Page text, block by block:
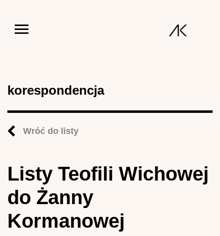
korespondencja
Wróć do listy
Listy Teofili Wichowej
do Żanny
Kormanowej